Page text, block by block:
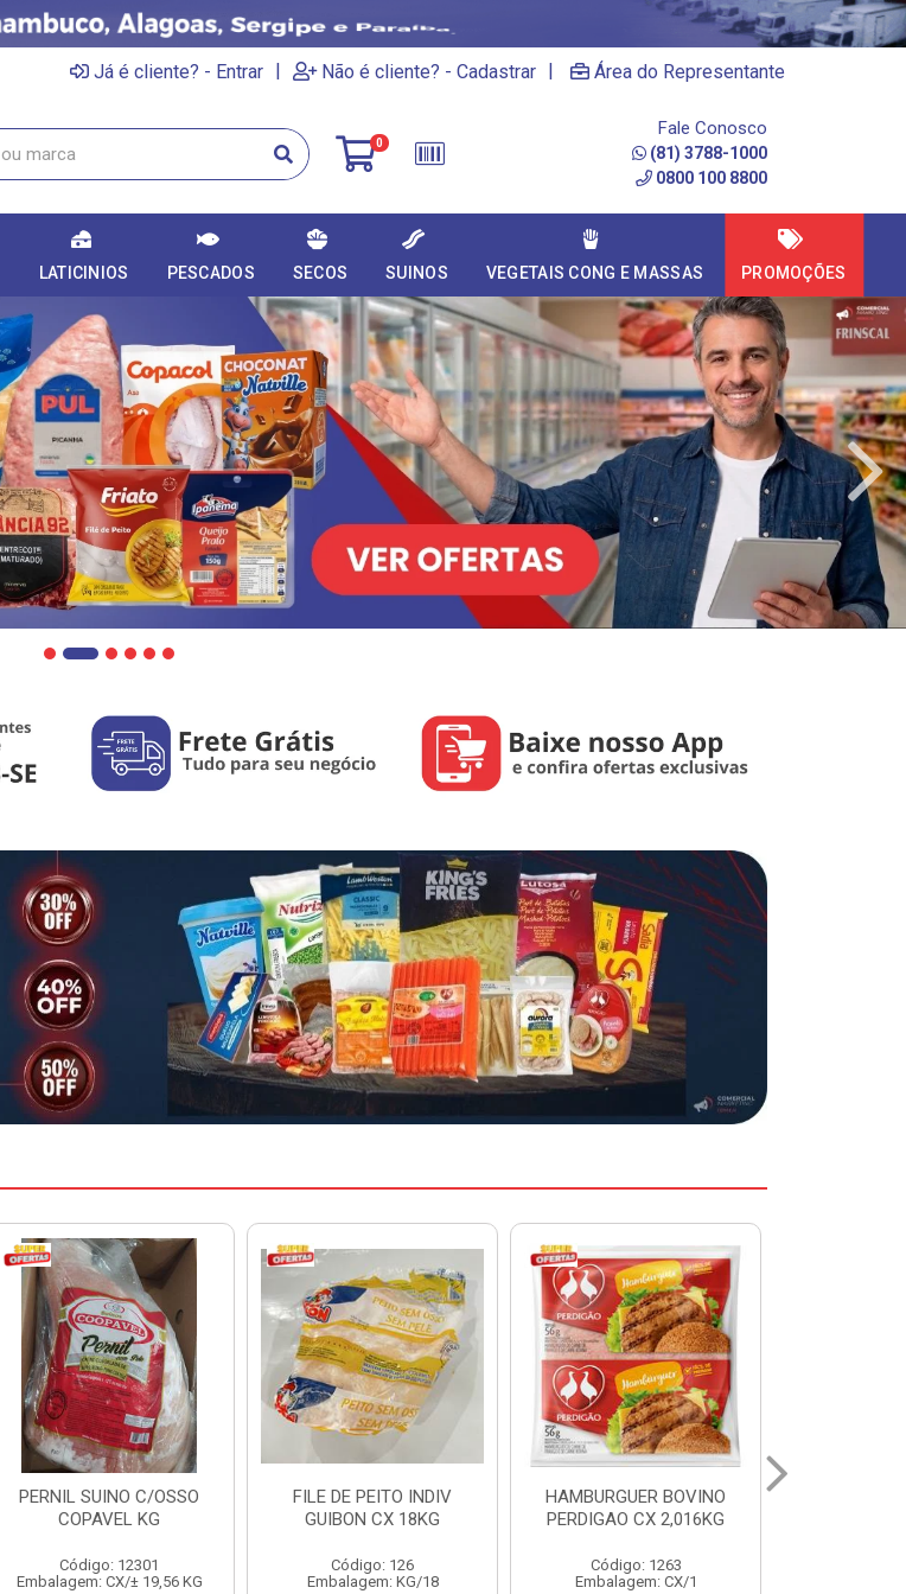
Já é cliente? - Entrar | Não é cliente? - Cadastrar | Área do Representante
0
Fale Conosco
(81) 3788-1000
0800 100 8800
LATICINIOS PESCADOS SECOS SUINOS VEGETAIS CONG E MASSAS PROMOÇÕES
FILE DE PEITO INDIV
GUIBON CX 18KG
Código: 126
Embalagem: KG/18
HAMBURGUER BOVINO
PERDIGAO CX 2,016KG
Código: 1263
Embalagem: CX/1
MARGARINA DELINE
CAIXA 24X250G
Código: 12886
Embalagem: CX/1